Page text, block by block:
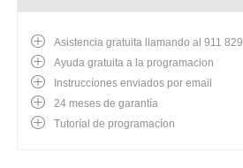
Asistencia gratuita llamando al 911
Ayuda gratuita a la programacion
Instruccíones enviados por email
24 meses de garantía
Tutoríal de programacíon